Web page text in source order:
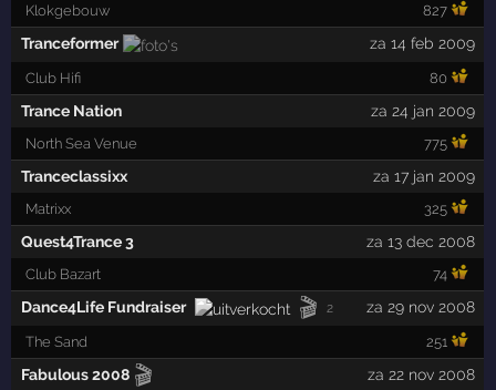
Klokgebouw 827
Tranceformer za 14 feb 2009
Club Hifi 80
Trance Nation za 24 jan 2009
North Sea Venue 775
Tranceclassixx za 17 jan 2009
Matrixx 325
Quest4Trance 3 za 13 dec 2008
Club Bazart 74
Dance4Life Fundraiser 🎬 2 za 29 nov 2008
The Sand 251
Fabulous 2008 🎬 za 22 nov 2008